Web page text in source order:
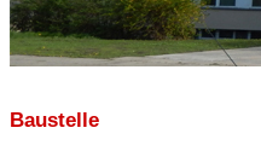
Baustelle